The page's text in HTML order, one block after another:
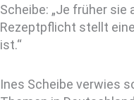
Scheibe: „Je früher
Rezeptpflicht stellt
ist.“
Ines Scheibe verwies